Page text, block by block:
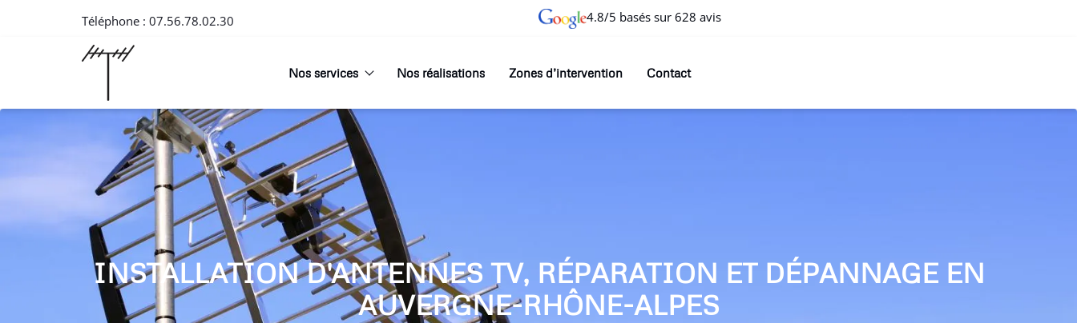
Téléphone : 07.56.78.02.30 4.8/5 basés sur 628 avis
Nos services Nos réalisations Zones d’intervention Contact
INSTALLATION D'ANTENNES TV, RÉPARATION ET DÉPANNAGE EN
AUVERGNE-RHÔNE-ALPES